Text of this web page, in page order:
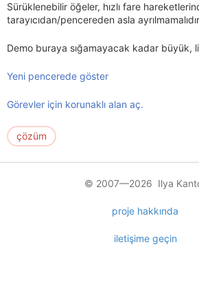
Sürüklenebilir öğeler, hızlı fare
tarayıcıdan/pencereden asla
Demo buraya sığamayacak kadar büyük,
Yeni pencerede göster
Görevler için korunaklı alan aç.
çözüm
© 2007—2026 Ilya
proje hakkında
iletişime geçin